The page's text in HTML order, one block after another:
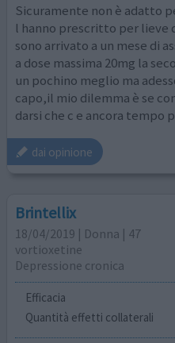
Sicuramente non è adatto
l hanno prescritto per lieve
sono arrivato a un mese di
a dose massima 20mg la
un pochino meglio ma
capo,il mio dilemma è se
darsi che c e ancora tempo
dai opinione
Brintellix
18/04/2019 | Donna | 47
vortioxetine
Depressione cronica
Efficacia
Quantità effetti collaterali